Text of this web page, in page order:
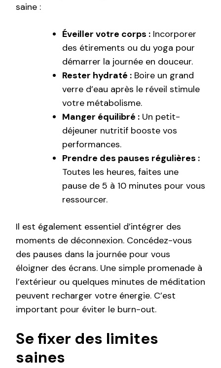
saine :
Éveiller votre corps : Incorporer
des étirements ou du yoga pour
démarrer la journée en douceur.
Rester hydraté : Boire un grand
verre d’eau après le réveil stimule
votre métabolisme.
Manger équilibré : Un petit-
déjeuner nutritif booste vos
performances.
Prendre des pauses régulières :
Toutes les heures, faites une
pause de 5 à 10 minutes pour vous
ressourcer.
Il est également essentiel d’intégrer des
moments de déconnexion. Concédez-vous
des pauses dans la journée pour vous
éloigner des écrans. Une simple promenade à
l’extérieur ou quelques minutes de méditation
peuvent recharger votre énergie. C’est
important pour éviter le burn-out.
Se fixer des limites
saines